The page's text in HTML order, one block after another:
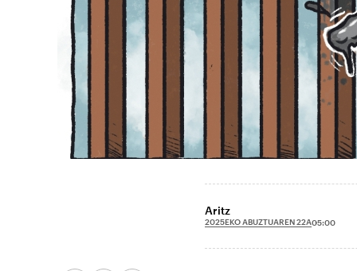
Aritz
2025EKO ABUZTUAREN 22A05:00